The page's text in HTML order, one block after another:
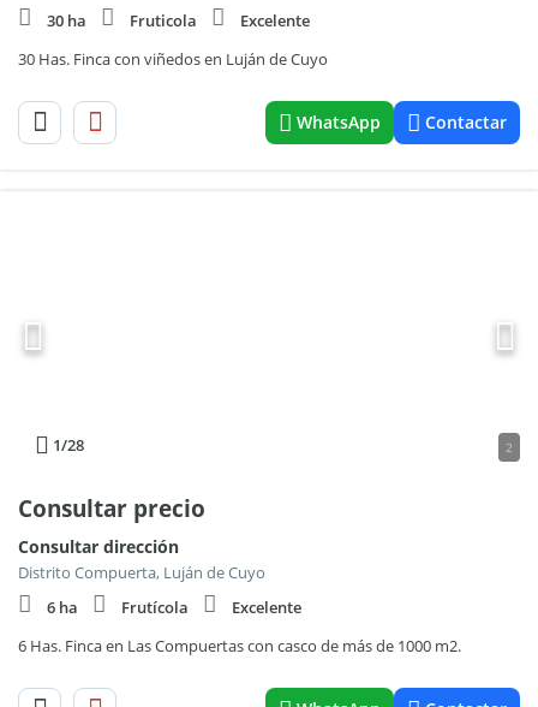
30 ha
Fruticola
Excelente
30 Has. Finca con viñedos en Luján de Cuyo
WhatsApp Contactar
1/28 2
Consultar precio
Consultar dirección
Distrito Compuerta, Luján de Cuyo
6 ha
Frutícola
Excelente
6 Has. Finca en Las Compuertas con casco de más de 1000 m2.